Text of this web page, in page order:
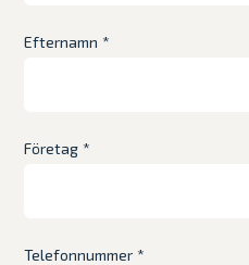
Efternamn *
Företag *
Telefonnummer *